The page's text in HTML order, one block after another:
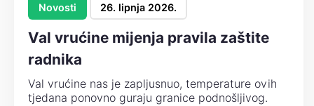
Novosti 26. lipnja 2026.
Val vrućine mijenja pravila zaštite
radnika
Val vrućine nas je zapljusnuo, temperature ovih
tjedana ponovno guraju granice podnošljivog.